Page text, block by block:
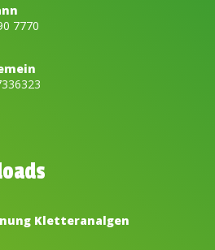
7770
Kletteranalgen